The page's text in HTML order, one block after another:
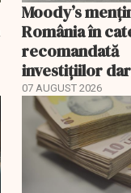
Moody’s
România în
recomandată
investițiilor dar
transmite un
avertisment
07 AUGUST 2026